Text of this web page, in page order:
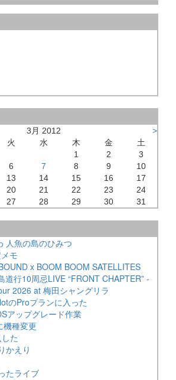
3月 2012
>
火 水 木 金
土
1
2
3
6 7 8 9
10
13 14 15 16
17
20 21 22 23
24
27 28 29 30 31
人魚の島のひみつ
モ
x BOOM BOOM SATELLITES
道行10周忌LIVE “FRONT CHAPTER” -
2026 at 梅田シャングリラ
のProプランに入った
アップグレード作業
機種変更
た
かえり
たライブ